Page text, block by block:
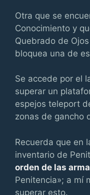
Otra que se
Conocimiento y
Quebrado de
bloquea una de
Se accede por el
superar un
espejos teleport
zonas de gancho
Recuerda que en
inventario de
orden de las
Penitencia»; a mí
superar esto.